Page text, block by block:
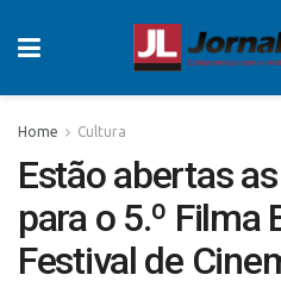
Home Cultura
Estão abertas
para o 5.º Filma
Festival de